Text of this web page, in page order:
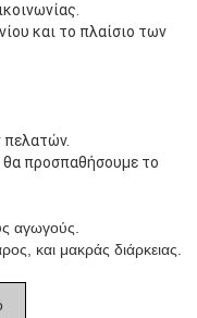
και το πλαίσιο των
πελατών.
θα προσπαθήσουμε το
αγωγούς.
και μακράς διάρκειας.